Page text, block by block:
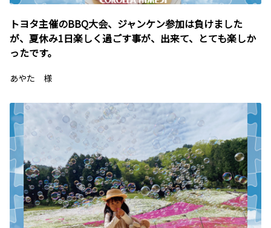
トヨタ主催のBBQ大会、ジャンケン参加は負けました
が、夏休み1日楽しく過ごす事が、出来て、とても楽しか
ったです。
あやた 様